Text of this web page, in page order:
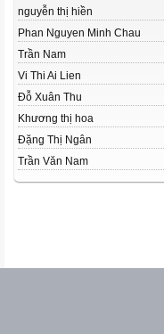
nguyễn thị hiền
Phan Nguyen Minh Chau
Trần Nam
Vi Thi Ai Lien
Đỗ Xuân Thu
Khương thị hoa
Đặng Thị Ngân
Trần Văn Nam